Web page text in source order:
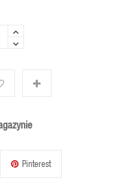
Pinterest